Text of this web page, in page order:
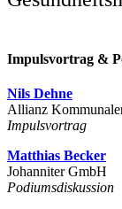
Impulsvortrag &
Nils Dehne
Allianz
Impulsvortrag
Matthias Becker
Johanniter GmbH
Podiumsdiskussion